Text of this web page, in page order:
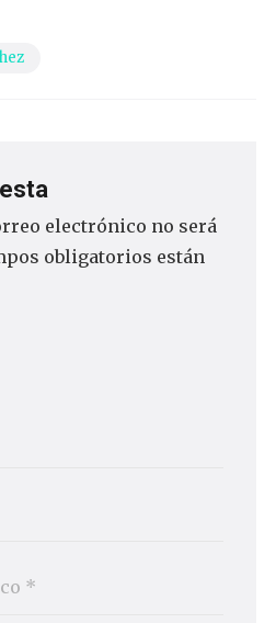
electrónico no será
obligatorios están